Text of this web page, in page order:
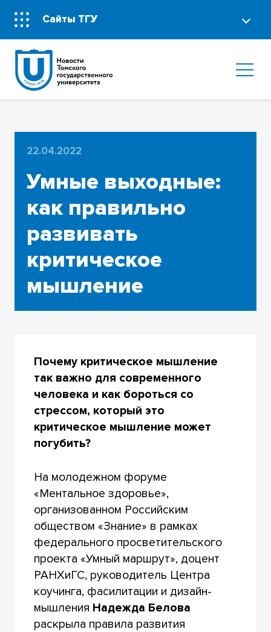
Сайты ТГУ
22.04.2022
Умные выходные:
как правильно
развивать
критическое
мышление
Почему критическое мышление
так важно для современного
человека и как бороться со
стрессом, который это
критическое мышление может
погубить?
На молодежном форуме
«Ментальное здоровье»,
организованном Российским
обществом «Знание» в рамках
федерального просветительского
проекта «Умный маршрут», доцент
РАНХиГС, руководитель Центра
коучинга, фасилитации и дизайн-
мышления Надежда Белова
раскрыла правила развития